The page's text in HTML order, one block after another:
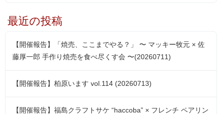
最近の投稿
【開催報告】「焼売、ここまでやる？」 〜 マッキー牧元 × 佐
藤厚一郎 手作り焼売を食べ尽くす会 〜(20260711)
【開催報告】柏原います vol.114 (20260713)
【開催報告】福島クラフトサケ “haccoba” × フレンチ ペアリン